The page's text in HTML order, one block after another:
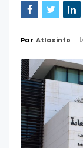
Par Atlasinfo